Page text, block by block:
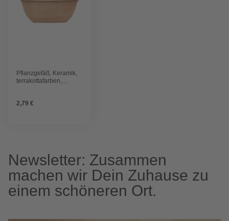
Pflanzgefäß, Keramik,
terrakottafarben,
2,79 €
Newsletter: Zusammen
machen wir Dein Zuhause zu
einem schöneren Ort.